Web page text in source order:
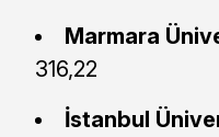
Marmara
316,22
İstanbul